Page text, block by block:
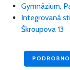
Gymnázium,
Integrovaná
Škroupova 13